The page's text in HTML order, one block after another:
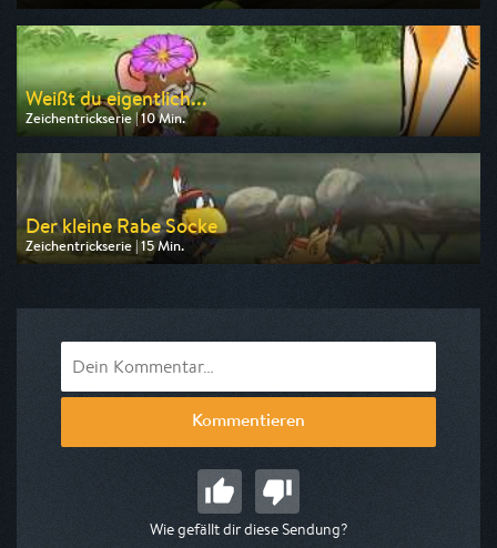
Ausgestrahlt von ZDF
am 09.08.2026, 06:45
Weißt du eigentlich...
Zeichentrickserie | 10 Min.
Ausgestrahlt von KiKA
am 08.08.2026, 09:10
Der kleine Rabe Socke
Zeichentrickserie | 15 Min.
Ausgestrahlt von KiKA
Kommentieren
Wie gefällt dir diese Sendung?